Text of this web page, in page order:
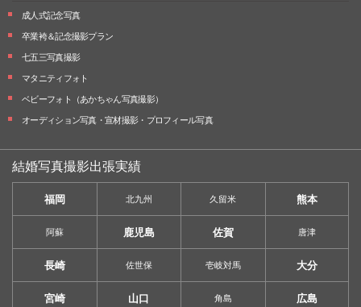
成人式記念写真
卒業袴＆記念撮影プラン
七五三写真撮影
マタニティフォト
ベビーフォト （あかちゃん写真撮影）
オーディション写真・ 宣材撮影・ プロフィール写真
結婚写真撮影出張実績
福岡 北九州 久留米 熊本
阿蘇 鹿児島 佐賀 唐津
長崎 佐世保 壱岐対馬 大分
宮崎 山口 角島 広島